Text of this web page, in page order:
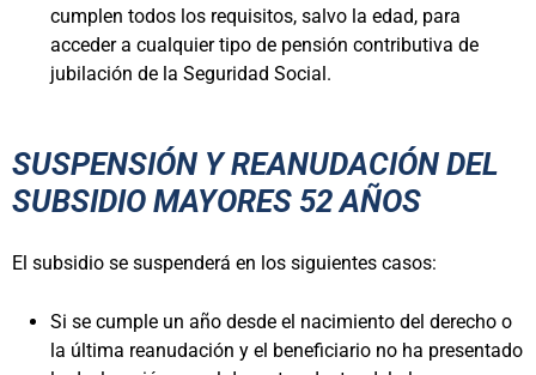
cumplen todos los requisitos, salvo la edad, para
acceder a cualquier tipo de pensión contributiva de
jubilación de la Seguridad Social.
SUSPENSIÓN Y REANUDACIÓN DEL
SUBSIDIO MAYORES 52 AÑOS
El subsidio se suspenderá en los siguientes casos:
Si se cumple un año desde el nacimiento del derecho o
la última reanudación y el beneficiario no ha presentado